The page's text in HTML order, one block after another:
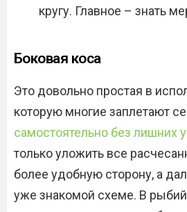
кругу. Главное – знать
Боковая коса
Это довольно простая в
которую многие заплетают
самостоятельно без лишних
только уложить все
более удобную сторону, а
уже знакомой схеме. В